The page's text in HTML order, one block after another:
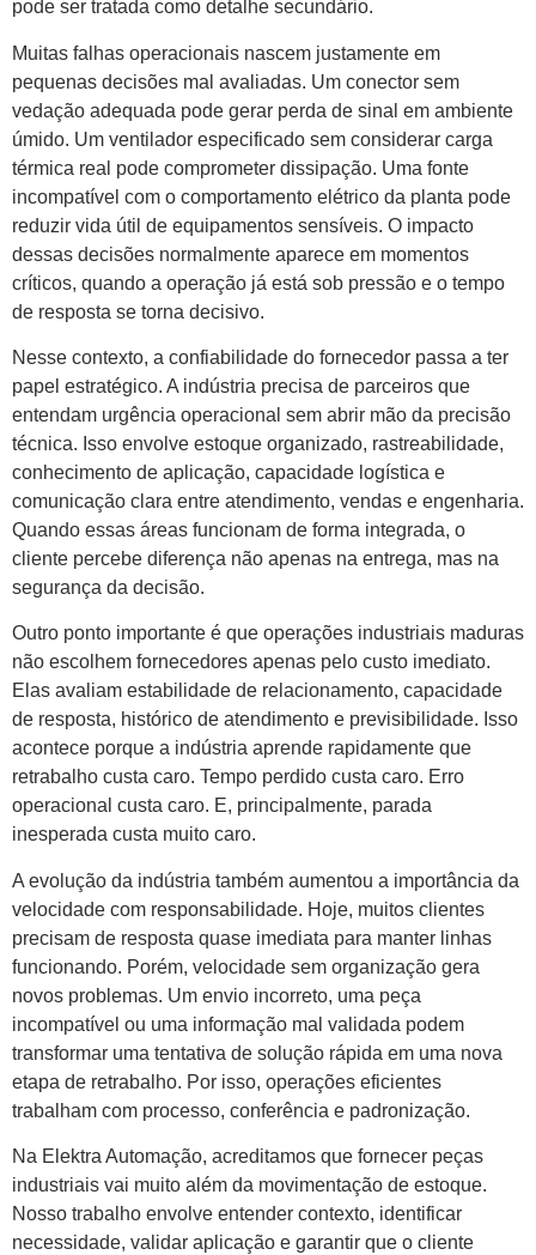
pode ser tratada como detalhe secundário.
Muitas falhas operacionais nascem justamente em
pequenas decisões mal avaliadas. Um conector sem
vedação adequada pode gerar perda de sinal em ambiente
úmido. Um ventilador especificado sem considerar carga
térmica real pode comprometer dissipação. Uma fonte
incompatível com o comportamento elétrico da planta pode
reduzir vida útil de equipamentos sensíveis. O impacto
dessas decisões normalmente aparece em momentos
críticos, quando a operação já está sob pressão e o tempo
de resposta se torna decisivo.
Nesse contexto, a confiabilidade do fornecedor passa a ter
papel estratégico. A indústria precisa de parceiros que
entendam urgência operacional sem abrir mão da precisão
técnica. Isso envolve estoque organizado, rastreabilidade,
conhecimento de aplicação, capacidade logística e
comunicação clara entre atendimento, vendas e engenharia.
Quando essas áreas funcionam de forma integrada, o
cliente percebe diferença não apenas na entrega, mas na
segurança da decisão.
Outro ponto importante é que operações industriais maduras
não escolhem fornecedores apenas pelo custo imediato.
Elas avaliam estabilidade de relacionamento, capacidade
de resposta, histórico de atendimento e previsibilidade. Isso
acontece porque a indústria aprende rapidamente que
retrabalho custa caro. Tempo perdido custa caro. Erro
operacional custa caro. E, principalmente, parada
inesperada custa muito caro.
A evolução da indústria também aumentou a importância da
velocidade com responsabilidade. Hoje, muitos clientes
precisam de resposta quase imediata para manter linhas
funcionando. Porém, velocidade sem organização gera
novos problemas. Um envio incorreto, uma peça
incompatível ou uma informação mal validada podem
transformar uma tentativa de solução rápida em uma nova
etapa de retrabalho. Por isso, operações eficientes
trabalham com processo, conferência e padronização.
Na Elektra Automação, acreditamos que fornecer peças
industriais vai muito além da movimentação de estoque.
Nosso trabalho envolve entender contexto, identificar
necessidade, validar aplicação e garantir que o cliente